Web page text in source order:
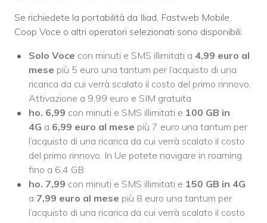
Se richiedete la portabilità da Iliad, Fastweb Mobile,
Coop Voce o altri operatori selezionati sono disponibili:
Solo Voce con minuti e SMS illimitati a 4,99 euro al
mese più 5 euro una tantum per l’acquisto di una
ricarica da cui verrà scalato il costo del primo rinnovo.
Attivazione a 9,99 euro e SIM gratuita
ho. 6,99 con minuti e SMS illimitati e 100 GB in
4G a 6,99 euro al mese più 7 euro una tantum per
l’acquisto di una ricarica da cui verrà scalato il costo
del primo rinnovo. In Ue potete navigare in roaming
fino a 6,4 GB
ho. 7,99 con minuti e SMS illimitati e 150 GB in 4G
a 7,99 euro al mese più 8 euro una tantum per
l’acquisto di una ricarica da cui verrà scalato il costo